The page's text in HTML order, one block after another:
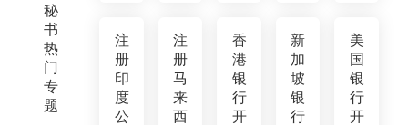
秘
书
热
门
专
题
注
册
印
度
公
注
册
马
来
西
香
港
银
行
开
新
加
坡
银
行
美
国
银
行
开